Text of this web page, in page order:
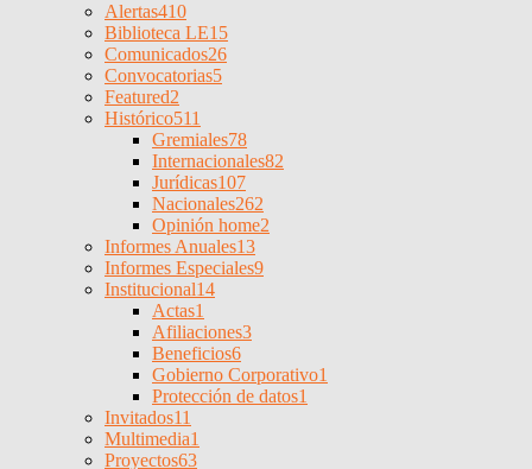
Alertas410
Biblioteca LE15
Comunicados26
Convocatorias5
Featured2
Histórico511
Gremiales78
Internacionales82
Jurídicas107
Nacionales262
Opinión home2
Informes Anuales13
Informes Especiales9
Institucional14
Actas1
Afiliaciones3
Beneficios6
Gobierno Corporativo1
Protección de datos1
Invitados11
Multimedia1
Proyectos63